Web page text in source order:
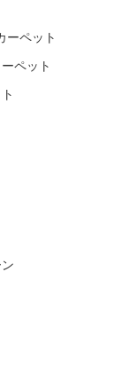
ーペット
ペット